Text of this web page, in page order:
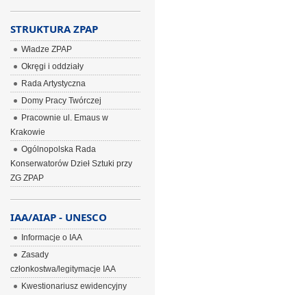
STRUKTURA ZPAP
Władze ZPAP
Okręgi i oddziały
Rada Artystyczna
Domy Pracy Twórczej
Pracownie ul. Emaus w
Krakowie
Ogólnopolska Rada
Konserwatorów Dzieł Sztuki przy
ZG ZPAP
IAA/AIAP - UNESCO
Informacje o IAA
Zasady
członkostwa/legitymacje IAA
Kwestionariusz ewidencyjny